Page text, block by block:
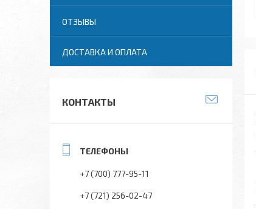
ОТЗЫВЫ
ДОСТАВКА И ОПЛАТА
КОНТАКТЫ
+7 (700) 777-95-11
+7 (721) 256-02-47